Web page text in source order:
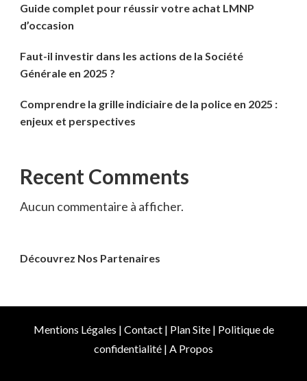
Guide complet pour réussir votre achat LMNP
d’occasion
Faut-il investir dans les actions de la Société
Générale en 2025 ?
Comprendre la grille indiciaire de la police en 2025 :
enjeux et perspectives
Recent Comments
Aucun commentaire à afficher.
Découvrez Nos Partenaires
Mentions Légales | Contact| Plan Site| Politique de
confidentialité | A Propos